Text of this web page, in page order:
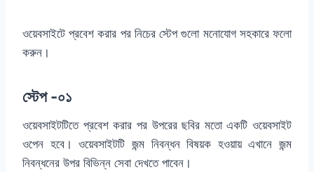
ওয়েবসাইটে প্রবেশ করার পর নিচের স্টেপ গুলো মনোযোগ সহকারে ফলো
করুন।
স্টেপ -০১
ওয়েবসাইটটিতে প্রবেশ করার পর উপরের ছবির মতো একটি ওয়েবসাইট
ওপেন হবে। ওয়েবসাইটটি জন্ম নিবন্ধন বিষয়ক হওয়ায় এখানে জন্ম
নিবন্ধনের উপর বিভিন্ন সেবা দেখতে পাবেন।